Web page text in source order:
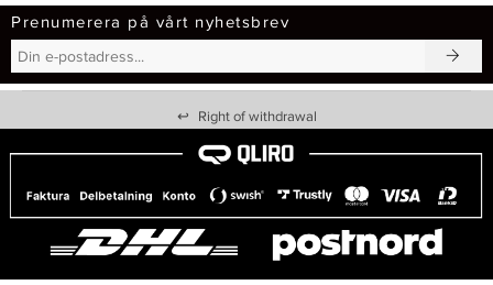
Prenumerera på vårt nyhetsbrev
↩ Right of withdrawal